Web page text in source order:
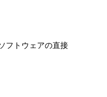
フトウェアの直接